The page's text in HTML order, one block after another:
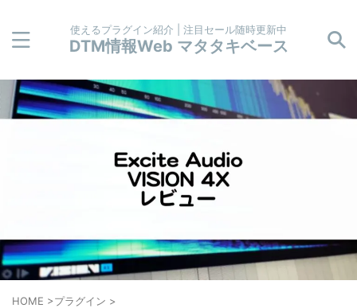
使えるプラグイン紹介 | 注目セール随時更新中
DTM情報Web マタタキベース
HOME >プラグイン >